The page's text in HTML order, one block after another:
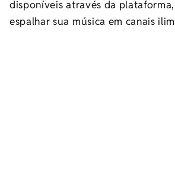
disponíveis através da
espalhar sua música em canais